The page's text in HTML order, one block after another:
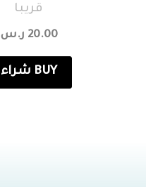
قريبا
20.00 ر.س
شراء BUY